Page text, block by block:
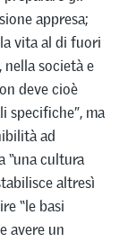
appresa;
vita al di fuori
società e
deve cioè
specifiche”, ma
ad
“una cultura
altresì
“le basi
avere un